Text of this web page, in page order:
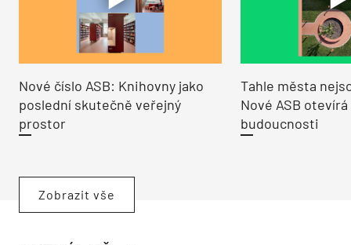
Nové číslo ASB: Knihovny jako
poslední skutečně veřejný
prostor
Tahle města
Nové ASB
budoucnosti
Zobrazit vše